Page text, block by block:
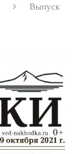
Выпуск